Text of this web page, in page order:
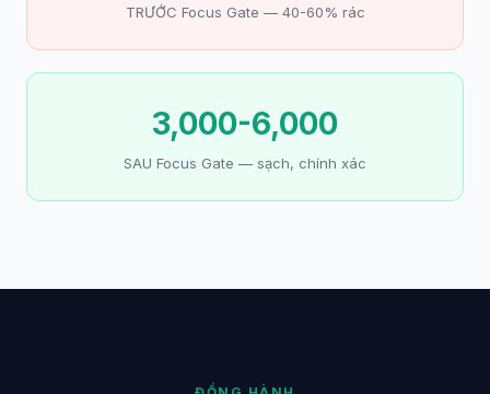
TRƯỚC Focus Gate — 40-60% rác
3,000-6,000
SAU Focus Gate — sạch, chính xác